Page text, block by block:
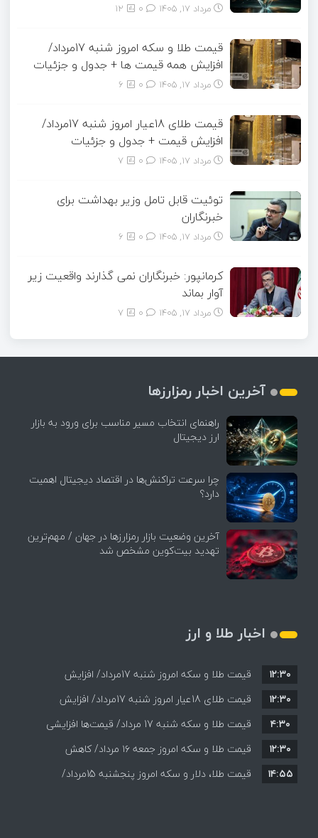
مرداد ۱۷, ۱۴۰۵ 12
قیمت طلا و سکه امروز شنبه 17مرداد/
افزایش همه قیمت ها + جدول و جزئیات
مرداد ۱۷, ۱۴۰۵ 6
قیمت طلای 18عیار امروز شنبه 17مرداد/
افزایش قیمت + جدول و جزئیات
مرداد ۱۷, ۱۴۰۵ 7
توئیت قابل تامل وزیر بهداشت برای
خبرنگاران
مرداد ۱۷, ۱۴۰۵ 6
کرمانپور: خبرنگاران نمی گذارند واقعیت زیر
آوار بماند
مرداد ۱۷, ۱۴۰۵ 7
آخرین اخبار رمزارزها
راهنمای انتخاب مسیر مناسب برای ورود به بازار
ارز دیجیتال
چرا سرعت تراکنش‌ها در اقتصاد دیجیتال اهمیت
دارد؟
آخرین وضعیت بازار رمزارزها در جهان / مهم‌ترین
تهدید بیت‌کوین مشخص شد
اخبار طلا و ارز
قیمت طلا و سکه امروز شنبه 17مرداد/ افزایش
همه قیمت ها + جدول و جزئیات
۱۲:۳۰
قیمت طلای 18عیار امروز شنبه 17مرداد/ افزایش
قیمت + جدول و جزئیات
۱۲:۳۰
قیمت طلا و سکه شنبه 17 مرداد/ قیمت‌ها افزایشی
۴:۳۰
قیمت طلا و سکه امروز جمعه ۱۶ مرداد/ کاهش
قیمت ها+ جدول و جزییات
۱۲:۳۰
قیمت طلا، دلار و سکه امروز پنجشنبه 15مرداد/
۱۴:۵۵